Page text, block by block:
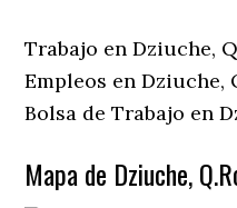
Trabajo en Dziuche,
Empleos en Dziuche,
Bolsa de Trabajo en
Mapa de Dziuche,